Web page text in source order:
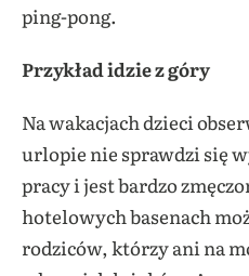
ping-pong.
Przykład idzie z góry
Na wakacjach dzieci
urlopie nie sprawdzi się
pracy i jest bardzo
hotelowych basenach
rodziców, którzy ani na